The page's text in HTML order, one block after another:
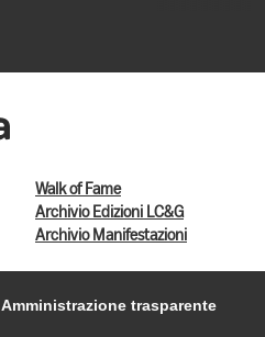
Walk of Fame
Archivio Edizioni LC&G
Archivio Manifestazioni
Amministrazione trasparente